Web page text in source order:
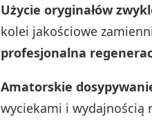
Użycie oryginałów
kolei jakościowe
profesjonalna
Amatorskie
wyciekami i wydajnością